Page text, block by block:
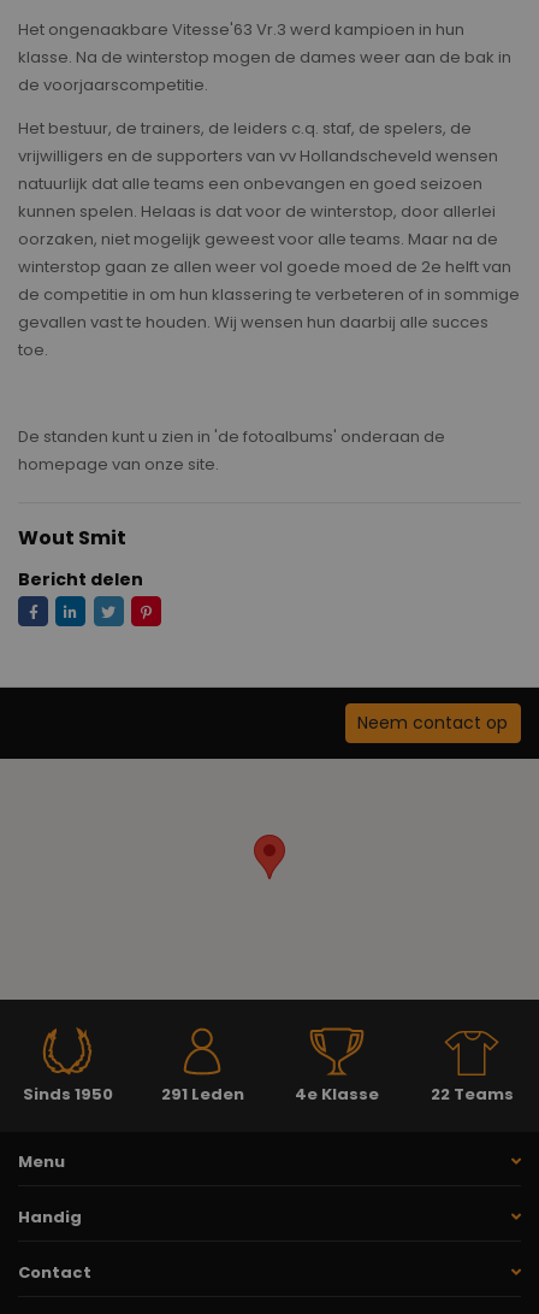
Het ongenaakbare Vitesse'63 Vr.3 werd kampioen in hun
klasse. Na de winterstop mogen de dames weer aan de bak in
de voorjaarscompetitie.
Het bestuur, de trainers, de leiders c.q. staf, de spelers, de
vrijwilligers en de supporters van vv Hollandscheveld wensen
natuurlijk dat alle teams een onbevangen en goed seizoen
kunnen spelen. Helaas is dat voor de winterstop, door allerlei
oorzaken, niet mogelijk geweest voor alle teams. Maar na de
winterstop gaan ze allen weer vol goede moed de 2e helft van
de competitie in om hun klassering te verbeteren of in sommige
gevallen vast te houden. Wij wensen hun daarbij alle succes
toe.
De standen kunt u zien in 'de fotoalbums' onderaan de
homepage van onze site.
Wout Smit
Bericht delen
Neem contact op
Sinds 1950 291 Leden 4e Klasse 22 Teams
Menu
Handig
Contact